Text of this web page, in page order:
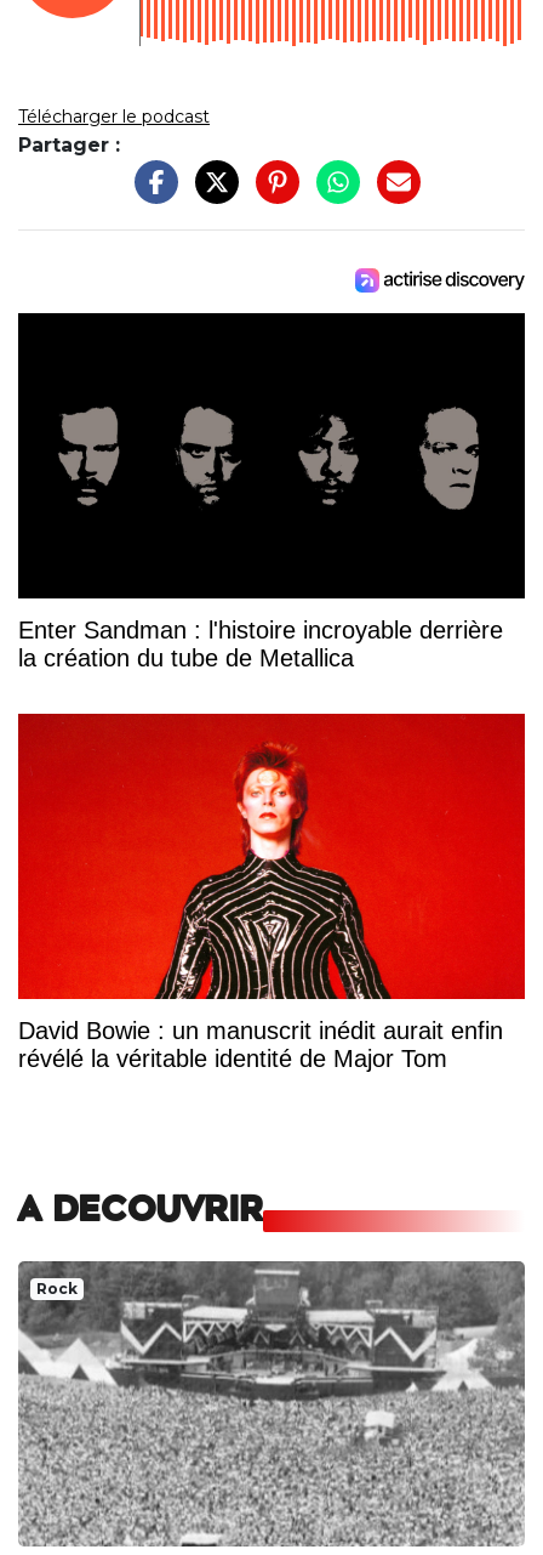
Télécharger le podcast
Partager :
Enter Sandman : l'histoire incroyable derrière
la création du tube de Metallica
David Bowie : un manuscrit inédit aurait enfin
révélé la véritable identité de Major Tom
A DECOUVRIR
Rock